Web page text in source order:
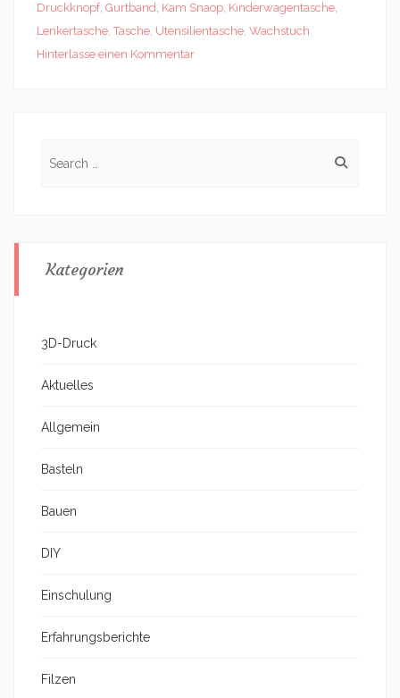
Druckknopf, Gurtband, Kam Snaop, Kinderwagentasche,
Lenkertasche,Tasche, Utensilientasche, Wachstuch
Hinterlasse einen Kommentar
Kategorien
3D-Druck
Aktuelles
Allgemein
Basteln
Bauen
DIY
Einschulung
Erfahrungsberichte
Filzen